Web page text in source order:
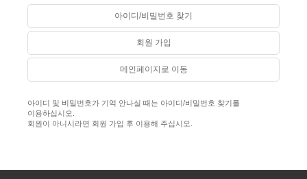
아이디/비밀번호 찾기
회원 가입
메인페이지로 이동
아이디 및 비밀번호가 기억 안나실 때는 아이디/비밀번호 찾기를
이용하십시오.
회원이 아니시라면 회원 가입 후 이용해 주십시오.